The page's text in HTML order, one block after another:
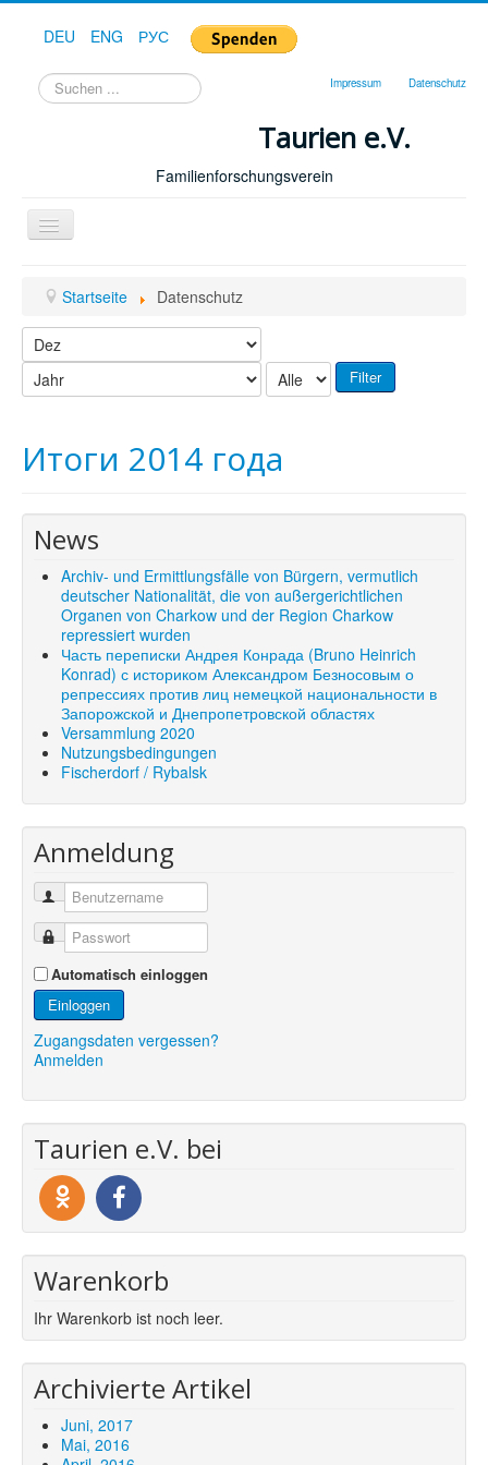
DEU ENG РУС
Suchen
...
Impressum Datenschutz
Taurien e.V.
Familienforschungsverein
Toggle
Navigation
Hilfe
Geschichte
Publikationen
Über uns
Startseite Datenschutz
Filter
Итоги 2014 года
News
Archiv- und Ermittlungsfälle von Bürgern, vermutlich
deutscher Nationalität, die von außergerichtlichen
Organen von Charkow und der Region Charkow
repressiert wurden
Часть переписки Андрея Конрада (Bruno Heinrich
Konrad) с историком Александром Безносовым о
репрессиях против лиц немецкой национальности в
Запорожской и Днепропетровской областях
Versammlung 2020
Nutzungsbedingungen
Fischerdorf / Rybalsk
Anmeldung
Automatisch einloggen
Einloggen
Zugangsdaten vergessen?
Anmelden
Taurien e.V. bei
Warenkorb
Ihr Warenkorb ist noch leer.
Archivierte Artikel
Juni, 2017
Mai, 2016